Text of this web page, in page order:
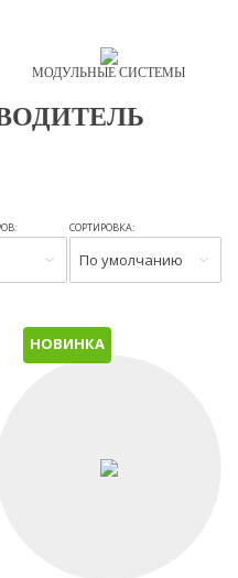
МОДУЛЬНЫЕ СИСТЕМЫ
СОРТИРОВКА:
По умолчанию
НОВИНКА